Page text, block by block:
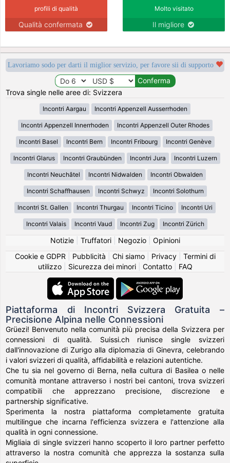
profili di qualità
Qualità confermata
Molto visitato
Il migliore
Lavoriamo sodo per darti il miglior servizio, per favore sii di supporto
Trova single nelle aree di: Svizzera
Incontri Aargau Incontri Appenzell Ausserrhoden
Incontri Appenzell Innerrhoden Incontri Appenzell Outer Rhodes
Incontri Basel Incontri Bern Incontri Fribourg Incontri Genève
Incontri Glarus Incontri Graubünden Incontri Jura Incontri Luzern
Incontri Neuchâtel Incontri Nidwalden Incontri Obwalden
Incontri Schaffhausen Incontri Schwyz Incontri Solothurn
Incontri St. Gallen Incontri Thurgau Incontri Ticino Incontri Uri
Incontri Valais Incontri Vaud Incontri Zug Incontri Zürich
Notizie| Truffatori| Negozio| Opinioni
Cookie e GDPR
Pubblicità Chi siamo| Privacy| Termini di
utilizzo| Sicurezza dei minori| Contatto| FAQ
Piattaforma di Incontri Svizzera Gratuita –
Precisione Alpina nelle Connessioni
Grüezi! Benvenuto nella comunità più precisa della Svizzera per
connessioni di qualità. Suissi.ch riunisce single svizzeri
dall'innovazione di Zurigo alla diplomazia di Ginevra, celebrando
i valori svizzeri di qualità, affidabilità e relazioni autentiche.
Che tu sia nel governo di Berna, nella cultura di Basilea o nelle
comunità montane attraverso i nostri bei cantoni, trova svizzeri
compatibili che apprezzano precisione, discrezione e
partnership significative.
Sperimenta la nostra piattaforma completamente gratuita
multilingue che incarna l'efficienza svizzera e l'attenzione alla
qualità in ogni connessione.
Migliaia di single svizzeri hanno scoperto il loro partner perfetto
attraverso la nostra comunità che apprezza la sostanza sulla